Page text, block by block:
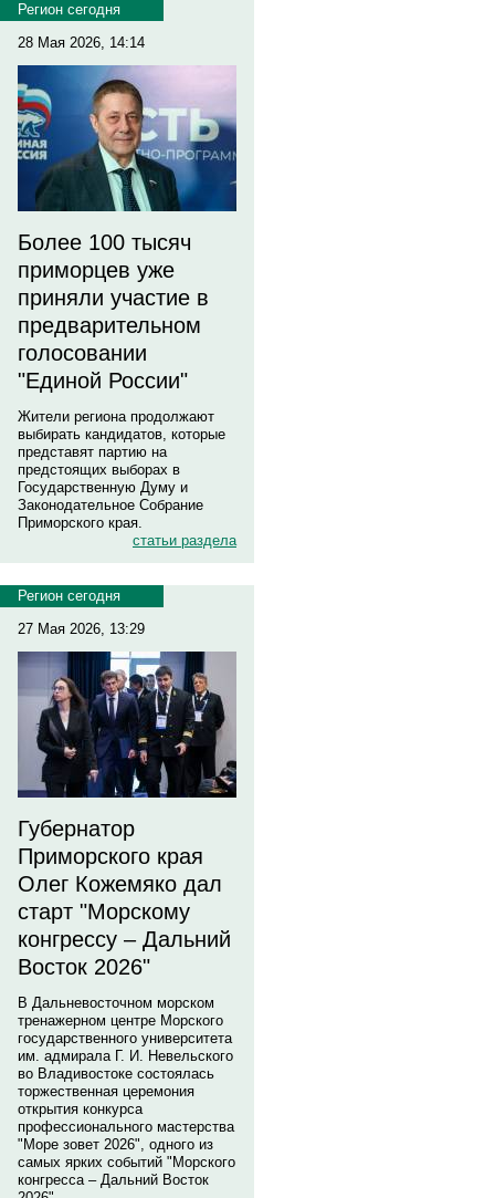
Регион сегодня
28 Мая 2026, 14:14
Более 100 тысяч
приморцев уже
приняли участие в
предварительном
голосовании
"Единой России"
Жители региона продолжают
выбирать кандидатов, которые
представят партию на
предстоящих выборах в
Государственную Думу и
Законодательное Собрание
Приморского края.
статьи раздела
Регион сегодня
27 Мая 2026, 13:29
Губернатор
Приморского края
Олег Кожемяко дал
старт "Морскому
конгрессу – Дальний
Восток 2026"
В Дальневосточном морском
тренажерном центре Морского
государственного университета
им. адмирала Г. И. Невельского
во Владивостоке состоялась
торжественная церемония
открытия конкурса
профессионального мастерства
"Море зовет 2026", одного из
самых ярких событий "Морского
конгресса – Дальний Восток